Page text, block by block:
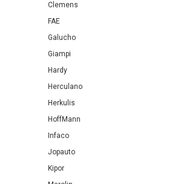
Clemens
FAE
Galucho
Giampi
Hardy
Herculano
Herkulis
HoffMann
Infaco
Jopauto
Kipor